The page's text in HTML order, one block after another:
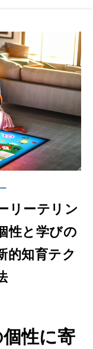
リーテリン
性と学びの
的知育テク
性に寄